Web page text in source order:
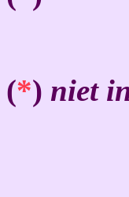
(*) niet